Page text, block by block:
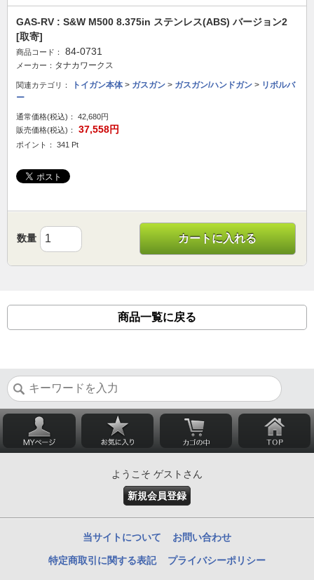
GAS-RV : S&W M500 8.375in ステンレス(ABS) バージョン2
[取寄]
商品コード： 84-0731
メーカー： タナカワークス
関連カテゴリ： トイガン本体> ガスガン > ガスガン/ハンドガン > リボルバ
ー
通常価格(税込)：
42,680円
販売価格(税込)：
37,558円
ポイント： 341 Pt
数量 カートに入れる
商品一覧に戻る
ようこそ ゲストさん
新規会員登録
当サイトについて お問い合わせ
特定商取引に関する表記 プライバシーポリシー